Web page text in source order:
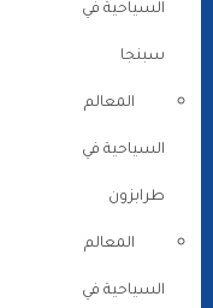
السياحية في
سبنجا
المعالم
السياحية في
طرابزون
المعالم
السياحية في